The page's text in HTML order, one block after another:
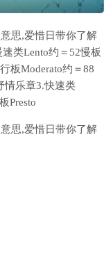
思,爱惜日带你了解
类Lento约＝52慢板
板Moderato约＝88
情乐章3.快速类
Presto
思,爱惜日带你了解